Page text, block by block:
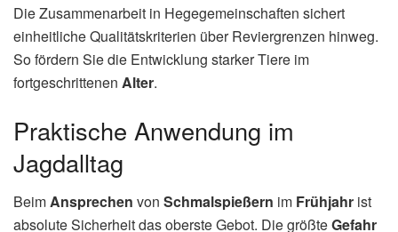
Die Zusammenarbeit in Hegegemeinschaften sichert
einheitliche Qualitätskriterien über Reviergrenzen hinweg.
So fördern Sie die Entwicklung starker Tiere im
fortgeschrittenen Alter.
Praktische Anwendung im
Jagdalltag
BeimAnsprechen von Schmalspießern im Frühjahr ist
absolute Sicherheit das oberste Gebot. Die größteGefahr